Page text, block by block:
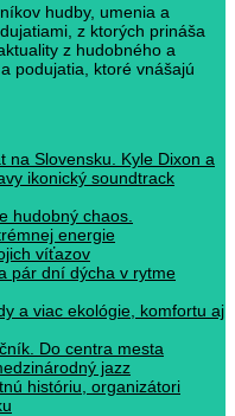
hudby, umenia a
z ktorých prináša
z hudobného a
podujatia, ktoré vnášajú
na Slovensku. Kyle Dixon a
ikonický soundtrack
hudobný chaos.
energie
víťazov
pár dní dýcha v rytme
a viac ekológie, komfortu aj
Do centra mesta
jazz
históriu, organizátori